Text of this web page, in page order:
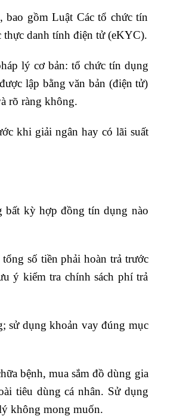
bao gồm Luật Các tổ chức tín
thực danh tính điện tử (eKYC).
lý cơ bản: tổ chức tín dụng
lập bằng văn bản (điện tử)
rõ ràng không.
khi giải ngân hay có lãi suất
kỳ hợp đồng tín dụng nào
số tiền phải hoàn trả trước
ý kiểm tra chính sách phí trả
sử dụng khoản vay đúng mục
bệnh, mua sắm đồ dùng gia
tiêu dùng cá nhân. Sử dụng
không mong muốn.